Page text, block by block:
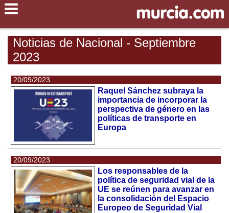
Noticias de Nacional - Septiembre
2023
20/09/2023
Raquel Sánchez subraya la
importancia de incorporar la
perspectiva de género en las
políticas de transporte en
Europa
20/09/2023
Los responsables de la
política de seguridad vial de la
UE se reúnen para avanzar en
la consolidación del Espacio
Europeo de Seguridad Vial